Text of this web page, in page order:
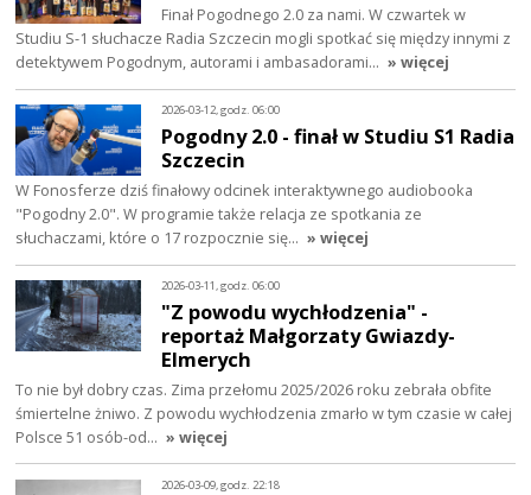
Finał Pogodnego 2.0 za nami. W czwartek w
Studiu S-1 słuchacze Radia Szczecin mogli spotkać się między innymi z
detektywem Pogodnym, autorami i ambasadorami… » więcej
2026-03-12, godz. 06:00
Pogodny 2.0 - finał w Studiu S1 Radia
Szczecin
W Fonosferze dziś finałowy odcinek interaktywnego audiobooka
"Pogodny 2.0". W programie także relacja ze spotkania ze
słuchaczami, które o 17 rozpocznie się… » więcej
2026-03-11, godz. 06:00
"Z powodu wychłodzenia" -
reportaż Małgorzaty Gwiazdy-
Elmerych
To nie był dobry czas. Zima przełomu 2025/2026 roku zebrała obfite
śmiertelne żniwo. Z powodu wychłodzenia zmarło w tym czasie w całej
Polsce 51 osób-od… » więcej
2026-03-09, godz. 22:18